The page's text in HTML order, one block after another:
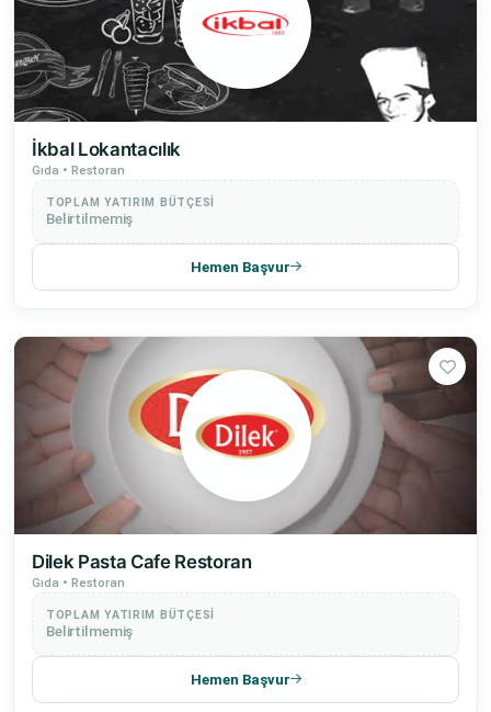
İkbal Lokantacılık
Gıda • Restoran
TOPLAM YATIRIM BÜTÇESI
Belirtilmemiş
Hemen Başvur
Dilek Pasta Cafe Restoran
Gıda • Restoran
TOPLAM YATIRIM BÜTÇESI
Belirtilmemiş
Hemen Başvur